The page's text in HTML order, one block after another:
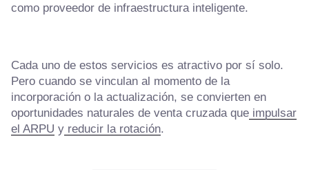
como proveedor de infraestructura inteligente.
Cada uno de estos servicios es atractivo por sí solo.
Pero cuando se vinculan al momento de la
incorporación o la actualización, se convierten en
oportunidades naturales de venta cruzada que impulsar
el ARPU y reducir la rotación.